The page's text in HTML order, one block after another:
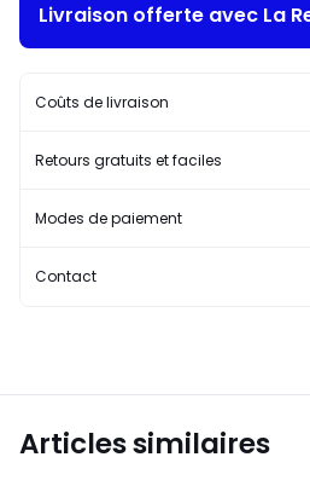
Livraison offerte avec La
Coûts de livraison
Retours gratuits et faciles
Modes de paiement
Contact
Articles similaires